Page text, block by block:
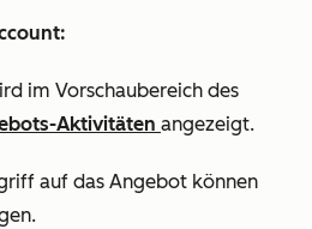
im Vorschaubereich des
Aktivitäten angezeigt.
auf das Angebot können